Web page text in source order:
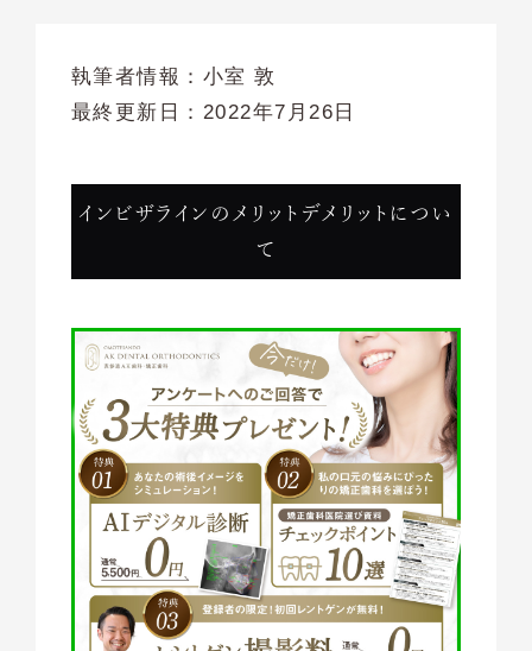
執筆者情報： 小室 敦
最終更新日： 2022年7月26日
インビザラインのメリットデメリットについ
て